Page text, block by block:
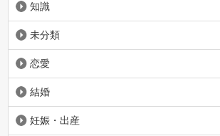
知識
未分類
恋愛
結婚
妊娠・出産